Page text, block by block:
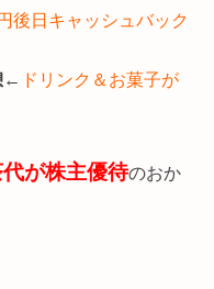
後日キャッシュバック
← ドリンク＆お菓子が
が株主優待のおか